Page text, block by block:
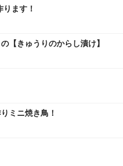
ます！
【きゅうりのからし漬け】
ミニ焼き鳥！